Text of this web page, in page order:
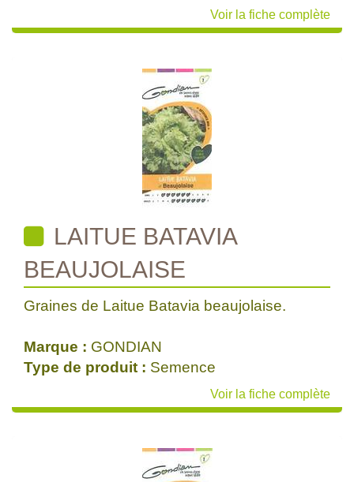
Voir la fiche complète
LAITUE BATAVIA
BEAUJOLAISE
Graines de Laitue Batavia beaujolaise.
Marque : GONDIAN
Type de produit : Semence
Voir la fiche complète